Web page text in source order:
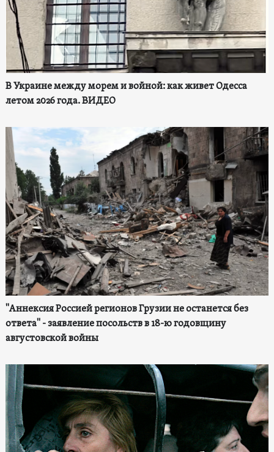
В Украине между морем и войной: как живет Одесса
летом 2026 года. ВИДЕО
"Аннексия Россией регионов Грузии не останется без
ответа" - заявление посольств в 18-ю годовщину
августовской войны